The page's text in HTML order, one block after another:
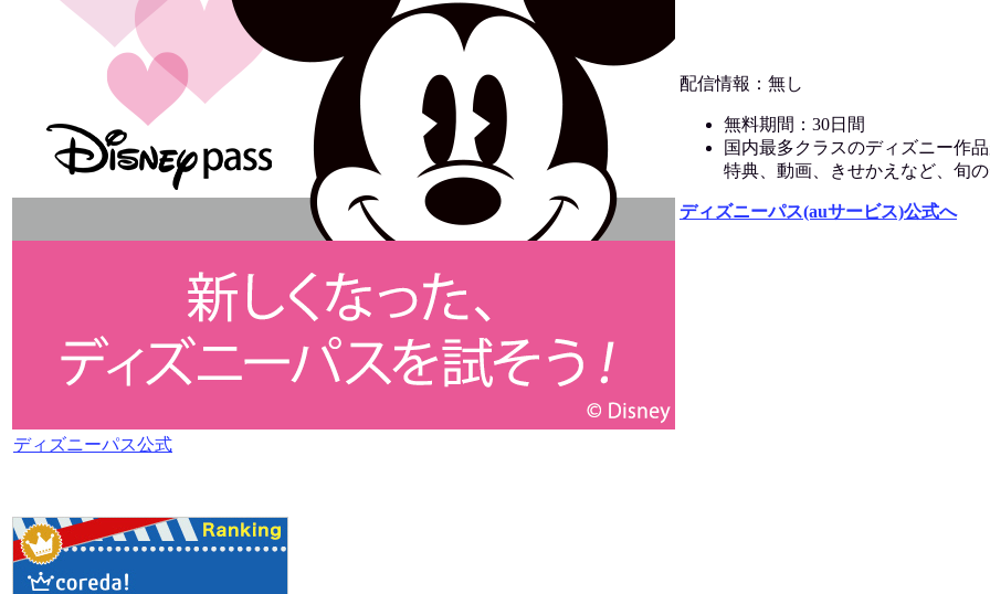
ディズニーパス公式
配信情報：無し
無料期間：30日間
国内最多クラスのディズニー作
特典、動画、きせかえなど、旬
ディズニーパス(auサービス)公式へ